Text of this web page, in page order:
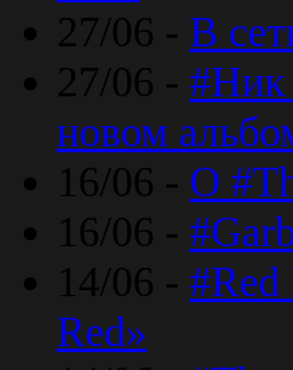
27/06 - В
27/06 - #Ник
новом
16/06 - О
16/06 -
14/06 - #Red
Red»